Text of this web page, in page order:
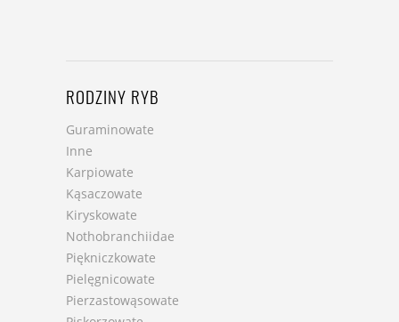
RODZINY RYB
Guraminowate
Inne
Karpiowate
Kąsaczowate
Kiryskowate
Nothobranchiidae
Piękniczkowate
Pielęgnicowate
Pierzastowąsowate